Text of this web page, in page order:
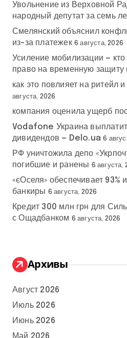
Увольнение из Верховной
народный депутат за семь
Смелянский объяснил
из-за платежек 6 августа, 2026
Усиление мобилизации — кто
право на временную защиту
как это повлияет на ритейл
августа, 2026
компания оценила ущерб
Vodafone Украина
дивидендов — Delo.ua 6
РФ уничтожила депо
погибшие и ранены 6 августа,
«єОселя» обеспечивает 93%
банкиры 6 августа, 2026
Кредит 300 млн грн для
с Ощадбанком 6 августа, 2026
Архивы
Август 2026
Июль 2026
Июнь 2026